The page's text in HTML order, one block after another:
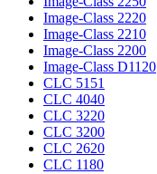
Image-Class 2220
Image-Class 2210
Image-Class 2200
Image-Class D1120
CLC 5151
CLC 4040
CLC 3220
CLC 3200
CLC 2620
CLC 1180